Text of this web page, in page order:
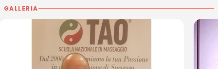
Per ulteriori informazioni sull'offerta o sulle modalità di
acquisto scrivi aposta@espevia.it
GALLERIA